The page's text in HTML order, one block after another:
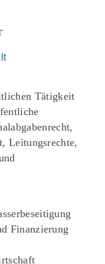
Tätigkeit
Leitungsrechte,
Finanzierung